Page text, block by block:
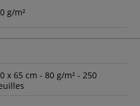
g/m²
x 65 cm - 80 g/m² - 250